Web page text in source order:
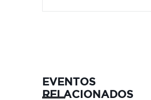
EVENTOS
RELACIONADOS